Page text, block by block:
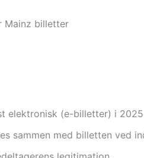
Mainz billetter
elektronisk (e-billetter) i
sammen med billetten ved